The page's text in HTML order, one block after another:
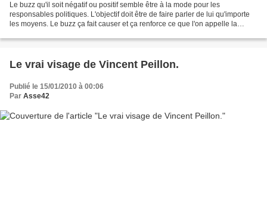
Le buzz qu'il soit négatif ou positif semble être à la mode pour les
responsables politiques. L'objectif doit être de faire parler de lui qu'importe
les moyens. Le buzz ça fait causer et ça renforce ce que l'on appelle la
Le vrai visage de Vincent Peillon.
Publié le 15/01/2010 à 00:06
Par Asse42